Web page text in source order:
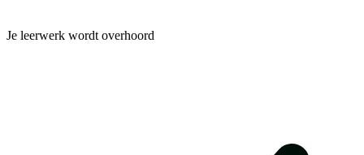
Je leerwerk wordt overhoord